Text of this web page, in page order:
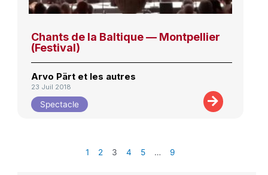
Chants de la Baltique — Montpellier
(Festival)
Arvo Pärt et les autres
23 Juil 2018
Spectacle
1 2 3 4 5 … 9